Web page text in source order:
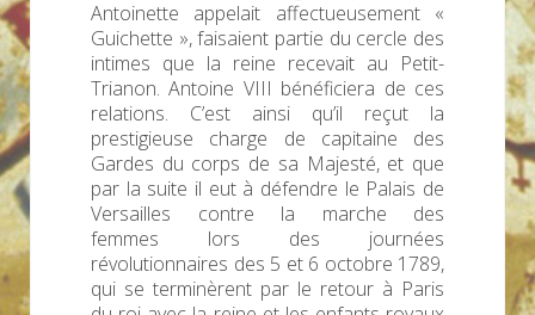
Antoinette appelait affectueusement «
Guichette », faisaient partie du cercle des
intimes que la reine recevait au Petit-
Trianon. Antoine VIII bénéficiera de ces
relations. C’est ainsi qu’il reçut la
prestigieuse charge de capitaine des
Gardes du corps de sa Majesté, et que
par la suite il eut à défendre le Palais de
Versailles contre la marche des
femmes lors des journées
révolutionnaires des 5 et 6 octobre 1789,
qui se terminèrent par le retour à Paris